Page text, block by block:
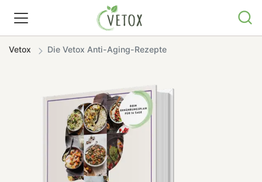
REZEPTWELT
GRATIS ERNÄHRUNGSTIPPS
Vetox Die Vetox Anti-Aging-Rezepte